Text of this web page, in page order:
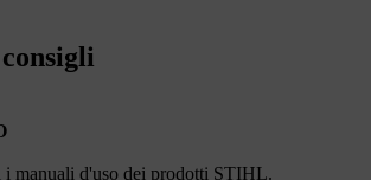
manuali d'uso dei prodotti STIHL.